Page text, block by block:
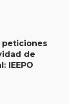
peticiones
de
IEEPO